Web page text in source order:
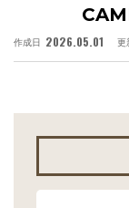
作成日 2026.05.01 更